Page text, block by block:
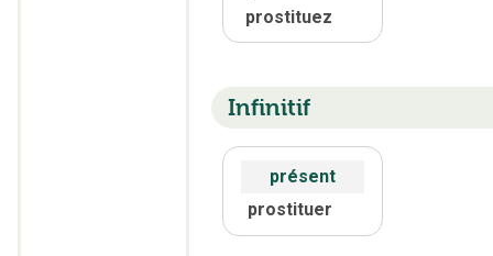
prostituez
Infinitif
présent
prostituer